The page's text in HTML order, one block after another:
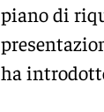
piano di
ha